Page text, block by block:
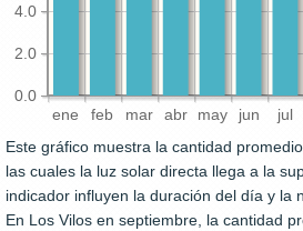
ene feb mar abr may jun jul
0.0
2.0
4.0
Este gráfico muestra la cantidad
las cuales la luz solar directa llega a la
indicador influyen la duración del día y la
En Los Vilos en septiembre, la cantidad